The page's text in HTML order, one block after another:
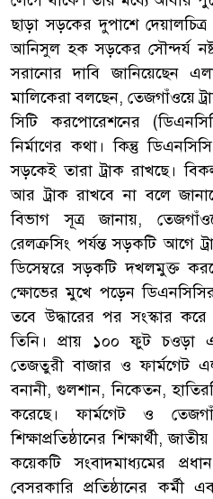
ছাড়া সড়কের দুপাশে
আনিসুল হক সড়কের সৌন্দর্য নষ্ট
সরানোর দাবি জানিয়েছেন
মালিকেরা বলছেন, তেজগাঁওয়ে
সিটি করপোরেশনের
নির্মাণের কথা। কিন্তু
সড়কেই তারা ট্রাক রাখছে।
আর ট্রাক রাখবে না বলে
বিভাগ সূত্র জানায়,
রেলক্রসিং পর্যন্ত সড়কটি আগে
ডিসেম্বরে সড়কটি দখলমুক্ত
ক্ষোভের মুখে পড়েন
তবে উদ্ধারের পর সংস্কার
তিনি। প্রায় ১০০ ফুট চওড়া
তেজতুরী বাজার ও ফার্মগেট
বনানী, গুলশান, নিকেতন,
করেছে। ফার্মগেট ও
শিক্ষাপ্রতিষ্ঠানের শিক্ষার্থী,
কয়েকটি সংবাদমাধ্যমের
বেসরকারি প্রতিষ্ঠানের